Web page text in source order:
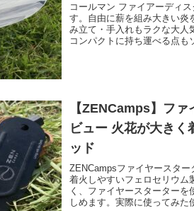
コールマン ファイアーディ
す。自由に薪を組み大きい炎
み立て・手入れもラクな大人
コンパクトに持ち運べる点も
【ZENCamps】フ
ビュー 火花が大きく
ッド
ZENCampsファイヤースター
着火しやすいフェロセリウム
く、ファイヤースターター
しめます。実際に使ってみた